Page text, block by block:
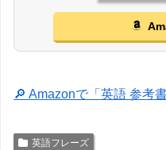
🔎 Amazonで「英語 参考
英語フレーズ